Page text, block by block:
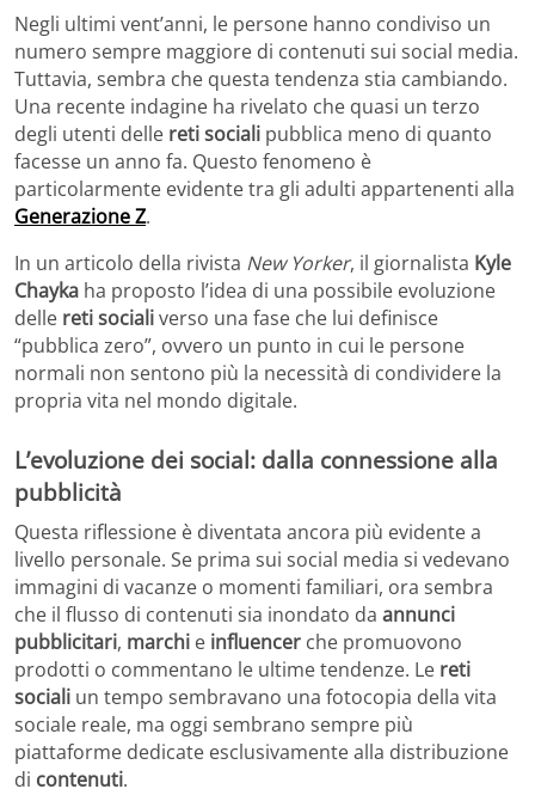
Negli ultimi vent’anni, le persone hanno condiviso un
numero sempre maggiore di contenuti sui social media.
Tuttavia, sembra che questa tendenza stia cambiando.
Una recente indagine ha rivelato che quasi un terzo
degli utenti delle reti sociali pubblica meno di quanto
facesse un anno fa. Questo fenomeno è
particolarmente evidente tra gli adulti appartenenti alla
Generazione Z.
In un articolo della rivista New Yorker, il giornalista Kyle
Chayka ha proposto l’idea di una possibile evoluzione
delle reti socialiverso una fase che lui definisce
“pubblica zero”, ovvero un punto in cui le persone
normali non sentono più la necessità di condividere la
propria vita nel mondo digitale.
L’evoluzione dei social: dalla connessione alla
pubblicità
Questa riflessione è diventata ancora più evidente a
livello personale. Se prima sui social media si vedevano
immagini di vacanze o momenti familiari, ora sembra
che il flusso di contenuti sia inondato da annunci
pubblicitari, marchi e influencer che promuovono
prodotti o commentano le ultime tendenze. Le reti
sociali un tempo sembravano una fotocopia della vita
sociale reale, ma oggi sembrano sempre più
piattaforme dedicate esclusivamente alla distribuzione
di contenuti.